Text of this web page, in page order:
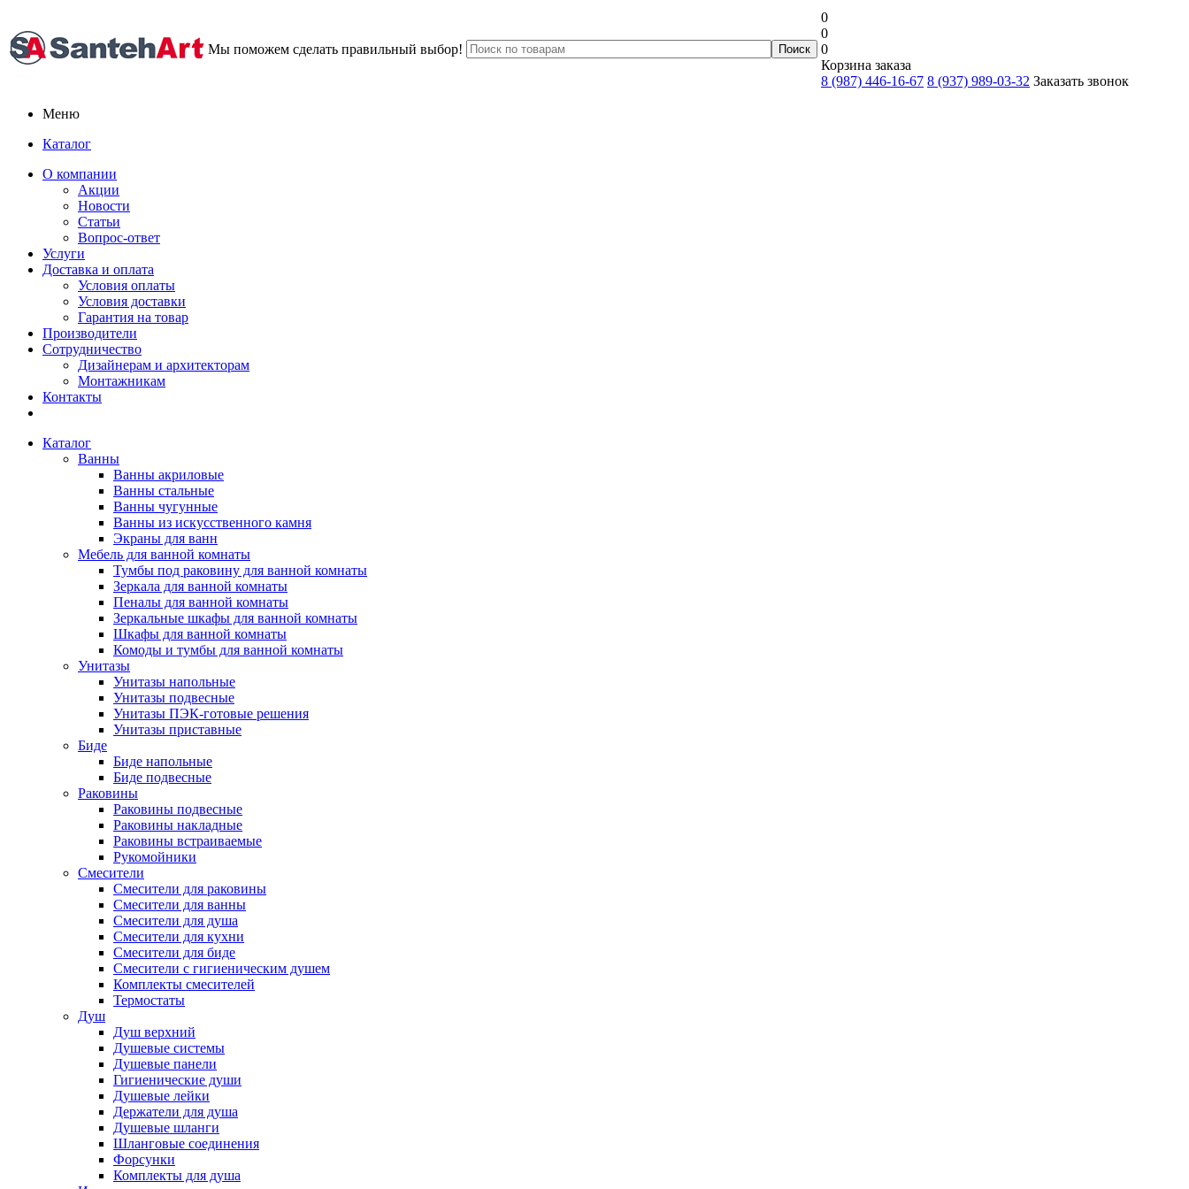
Мы поможем сделать правильный выбор!
0
0
0
Корзина заказа
8 (987) 446-16-67 8 (937) 989-03-32 Заказать звонок
Меню
Каталог
О компании
Акции
Новости
Статьи
Вопрос-ответ
Услуги
Доставка и оплата
Условия оплаты
Условия доставки
Гарантия на товар
Производители
Сотрудничество
Дизайнерам и архитекторам
Монтажникам
Контакты
Каталог
Ванны
Ванны акриловые
Ванны стальные
Ванны чугунные
Ванны из искусственного камня
Экраны для ванн
Мебель для ванной комнаты
Тумбы под раковину для ванной комнаты
Зеркала для ванной комнаты
Пеналы для ванной комнаты
Зеркальные шкафы для ванной комнаты
Шкафы для ванной комнаты
Комоды и тумбы для ванной комнаты
Унитазы
Унитазы напольные
Унитазы подвесные
Унитазы ПЭК-готовые решения
Унитазы приставные
Биде
Биде напольные
Биде подвесные
Раковины
Раковины подвесные
Раковины накладные
Раковины встраиваемые
Рукомойники
Смесители
Смесители для раковины
Смесители для ванны
Смесители для душа
Смесители для кухни
Смесители для биде
Смесители с гигиеническим душем
Комплекты смесителей
Термостаты
Душ
Душ верхний
Душевые системы
Душевые панели
Гигиенические души
Душевые лейки
Держатели для душа
Душевые шланги
Шланговые соединения
Форсунки
Комплекты для душа